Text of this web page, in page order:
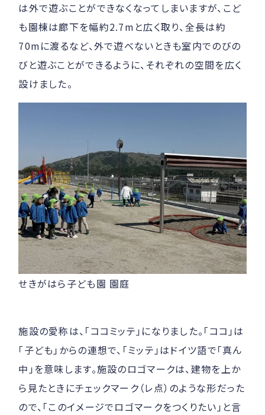
は外で遊ぶことができなくなってしまいますが、こど
も園棟は廊下を幅約2.7mと広く取り、全長は約
70mに渡るなど、外で遊べないときも室内でのびの
びと遊ぶことができるように、それぞれの空間を広く
設けました。
せきがはら子ども園 園庭
施設の愛称は、「ココミッテ」になりました。「ココ」は
「子ども」からの連想で、「ミッテ」はドイツ語で「真ん
中」を意味します。施設のロゴマークは、建物を上か
ら見たときにチェックマーク（レ点）のような形だった
ので、「このイメージでロゴマークをつくりたい」と言